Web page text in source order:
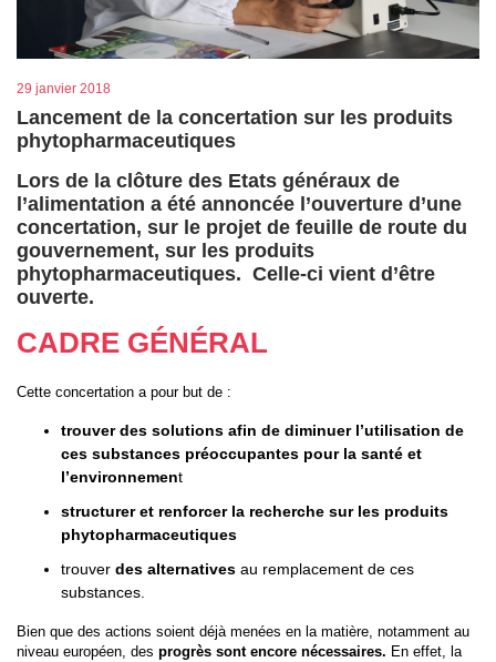
29 janvier 2018
Lancement de la concertation sur les produits
phytopharmaceutiques
Lors de la clôture des Etats généraux de
l’alimentation a été annoncée l’ouverture d’une
concertation, sur le projet de feuille de route du
gouvernement, sur les produits
phytopharmaceutiques. Celle-ci vient d’être
ouverte.
CADRE GÉNÉRAL
Cette concertation a pour but de :
trouver des solutions afin de diminuer l’utilisation de
ces substances préoccupantes pour la santé et
l’environnement
structurer et renforcer la recherche sur les produits
phytopharmaceutiques
trouver des alternatives au remplacement de ces
substances.
Bien que des actions soient déjà menées en la matière, notamment au
niveau européen, des progrès sont encore nécessaires. En effet, la